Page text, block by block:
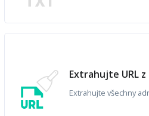
Extrahujte URL
Extrahujte všechny